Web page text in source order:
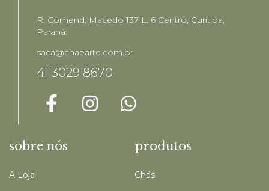
R. Comend. Macedo 137 L. 6 Centro, Curitiba,
Paraná.
saca@chaearte.com.br
41 3029 8670
sobre nós
A Loja
produtos
Chás